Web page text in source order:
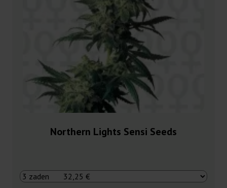
Northern Lights Sensi Seeds